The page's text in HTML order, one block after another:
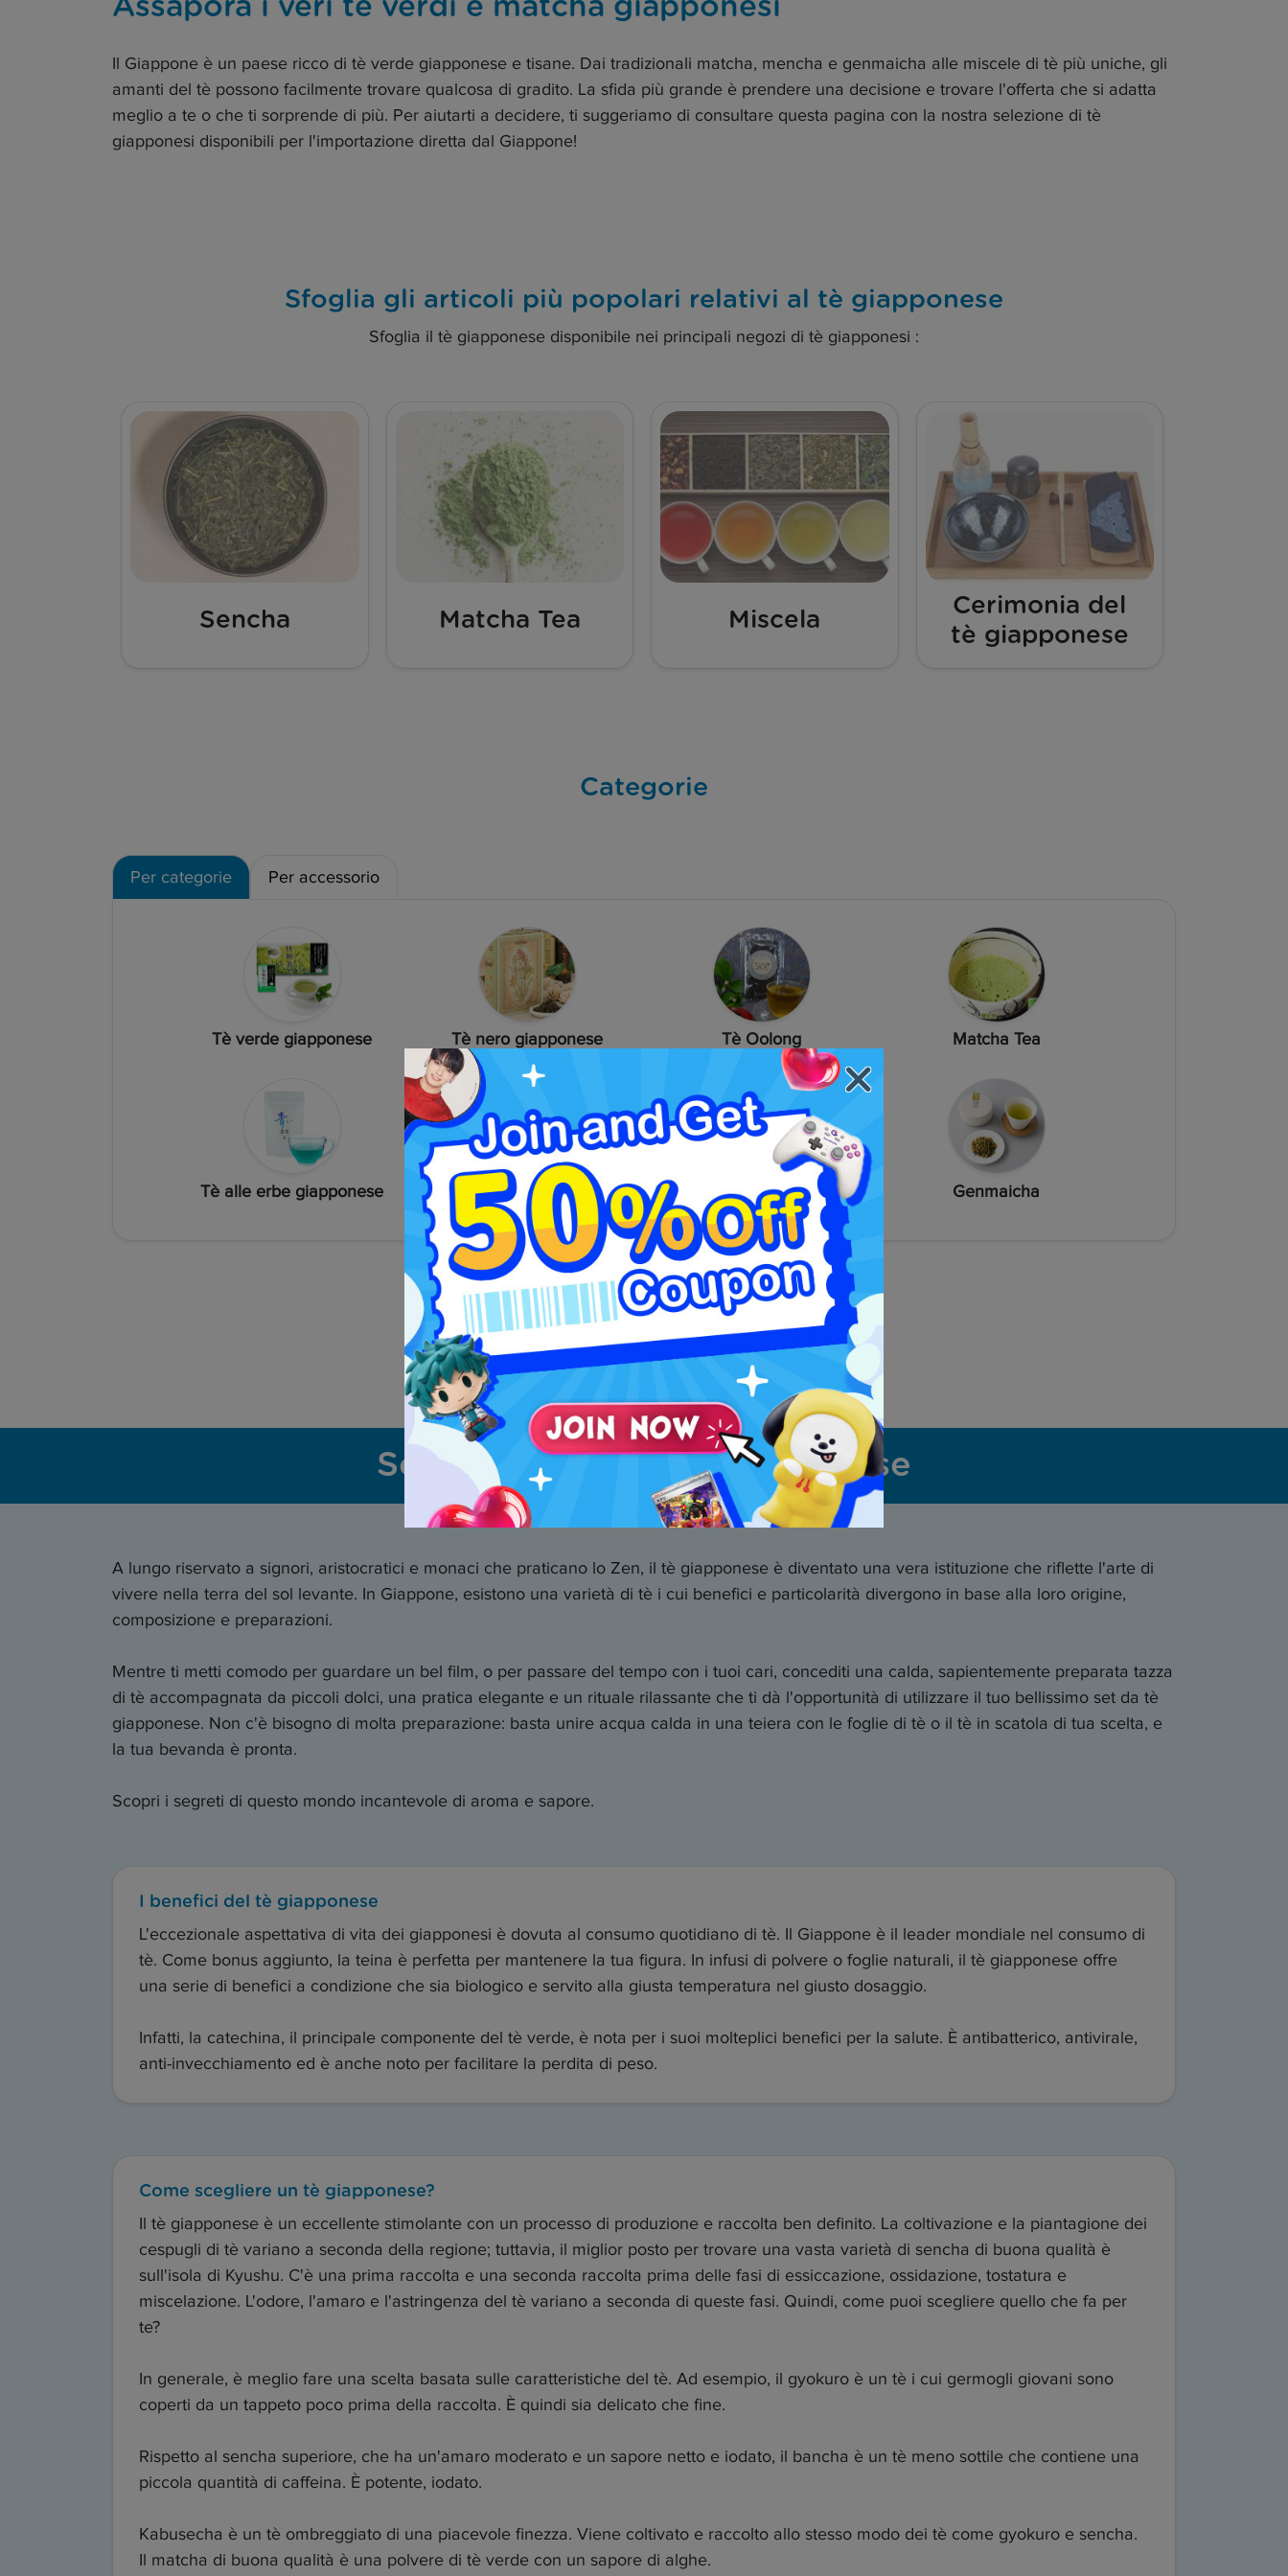
Assapora i veri tè verdi e matcha giapponesi
Il Giappone è un paese ricco di tè verde giapponese e tisane. Dai tradizionali matcha, mencha e genmaicha alle miscele di tè più uniche, gli
amanti del tè possono facilmente trovare qualcosa di gradito. La sfida più grande è prendere una decisione e trovare l'offerta che si adatta
meglio a te o che ti sorprende di più. Per aiutarti a decidere, ti suggeriamo di consultare questa pagina con la nostra selezione di tè
giapponesi disponibili per l'importazione diretta dal Giappone!
Sfoglia gli articoli più popolari relativi al tè giapponese
Sfoglia il tè giapponese disponibile nei principali negozi di tè giapponesi :
Sencha Matcha Tea Miscela
Cerimonia del
tè giapponese
Categorie
Per categorie Per accessorio
Tè verde giapponese Tè nero giapponese Tè Oolong Matcha Tea
Tè alle erbe giapponese Sencha Hojicha Genmaicha
Primo utilizzo?
Scopri di più sul tè giapponese
A lungo riservato a signori, aristocratici e monaci che praticano lo Zen, il tè giapponese è diventato una vera istituzione che riflette l'arte di
vivere nella terra del sol levante. In Giappone, esistono una varietà di tè i cui benefici e particolarità divergono in base alla loro origine,
composizione e preparazioni.
Mentre ti metti comodo per guardare un bel film, o per passare del tempo con i tuoi cari, concediti una calda, sapientemente preparata tazza
di tè accompagnata da piccoli dolci, una pratica elegante e un rituale rilassante che ti dà l'opportunità di utilizzare il tuo bellissimo set da tè
giapponese. Non c'è bisogno di molta preparazione: basta unire acqua calda in una teiera con le foglie di tè o il tè in scatola di tua scelta, e
la tua bevanda è pronta.
Scopri i segreti di questo mondo incantevole di aroma e sapore.
I benefici del tè giapponese
L'eccezionale aspettativa di vita dei giapponesi è dovuta al consumo quotidiano di tè. Il Giappone è il leader mondiale nel consumo di
tè. Come bonus aggiunto, la teina è perfetta per mantenere la tua figura. In infusi di polvere o foglie naturali, il tè giapponese offre
una serie di benefici a condizione che sia biologico e servito alla giusta temperatura nel giusto dosaggio.
Infatti, la catechina, il principale componente del tè verde, è nota per i suoi molteplici benefici per la salute. È antibatterico, antivirale,
anti-invecchiamento ed è anche noto per facilitare la perdita di peso.
Come scegliere un tè giapponese?
Il tè giapponese è un eccellente stimolante con un processo di produzione e raccolta ben definito. La coltivazione e la piantagione dei
cespugli di tè variano a seconda della regione; tuttavia, il miglior posto per trovare una vasta varietà di sencha di buona qualità è
sull'isola di Kyushu. C'è una prima raccolta e una seconda raccolta prima delle fasi di essiccazione, ossidazione, tostatura e
miscelazione. L'odore, l'amaro e l'astringenza del tè variano a seconda di queste fasi. Quindi, come puoi scegliere quello che fa per
te?
In generale, è meglio fare una scelta basata sulle caratteristiche del tè. Ad esempio, il gyokuro è un tè i cui germogli giovani sono
coperti da un tappeto poco prima della raccolta. È quindi sia delicato che fine.
Rispetto al sencha superiore, che ha un'amaro moderato e un sapore netto e iodato, il bancha è un tè meno sottile che contiene una
piccola quantità di caffeina. È potente, iodato.
Kabusecha è un tè ombreggiato di una piacevole finezza. Viene coltivato e raccolto allo stesso modo dei tè come gyokuro e sencha.
Il matcha di buona qualità è una polvere di tè verde con un sapore di alghe.